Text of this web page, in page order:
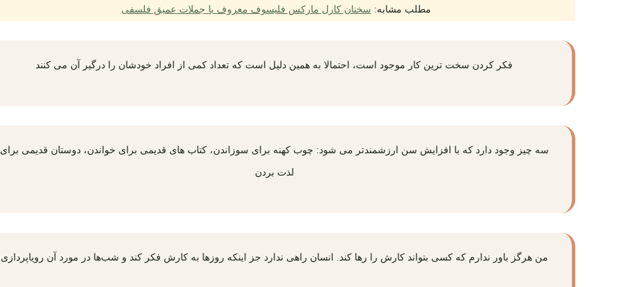
مطلب مشابه: سخنان کارل مارکس فلیسوف معروف با جملات عمیق فلسفی
فکر کردن سخت ترین کار موجود است، احتمالا به همین دلیل است که تعداد کمی از افراد خودشان را درگیر آن می کنند
سه چیز وجود دارد که با افزایش سن ارزشمندتر می شود: چوب کهنه برای سوزاندن، کتاب های قدیمی برای خواندن، دوستان قدیمی برای
لذت بردن
من هرگز باور ندارم که کسی بتواند کارش را رها کند. انسان راهی ندارد جز اینکه روزها به کارش فکر کند و شب‌ها در مورد آن رویاپردازی